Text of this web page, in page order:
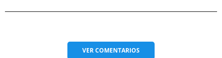
VERCOMENTARIOS